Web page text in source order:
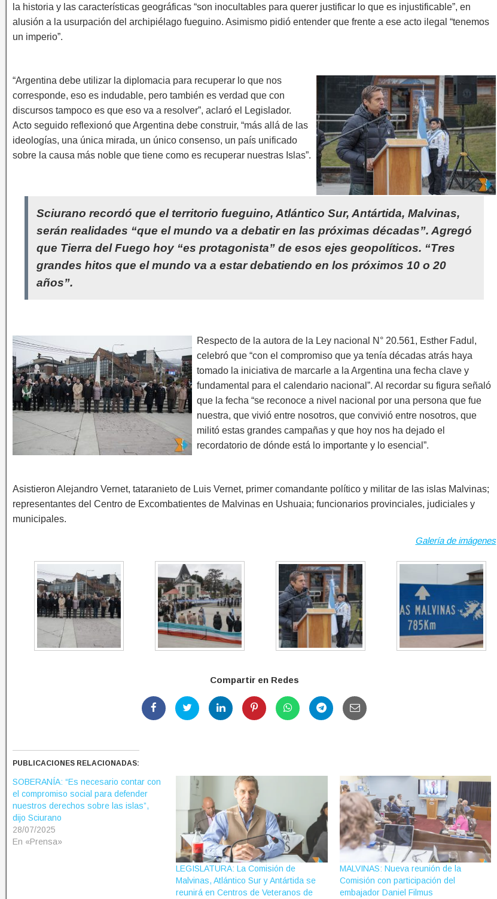
la historia y las características geográficas “son inocultables para querer justificar lo que es injustificable”, en
alusión a la usurpación del archipiélago fueguino. Asimismo pidió entender que frente a ese acto ilegal “tenemos
un imperio”.
“Argentina debe utilizar la diplomacia para recuperar lo que nos
corresponde, eso es indudable, pero también es verdad que con
discursos tampoco es que eso va a resolver”, aclaró el Legislador.
Acto seguido reflexionó que Argentina debe construir, “más allá de las
ideologías, una única mirada, un único consenso, un país unificado
sobre la causa más noble que tiene como es recuperar nuestras Islas”.
Sciurano recordó que el territorio fueguino, Atlántico Sur, Antártida, Malvinas,
serán realidades “que el mundo va a debatir en las próximas décadas”. Agregó
que Tierra del Fuego hoy “es protagonista” de esos ejes geopolíticos. “Tres
grandes hitos que el mundo va a estar debatiendo en los próximos 10 o 20
años”.
Respecto de la autora de la Ley nacional N° 20.561, Esther Fadul,
celebró que “con el compromiso que ya tenía décadas atrás haya
tomado la iniciativa de marcarle a la Argentina una fecha clave y
fundamental para el calendario nacional”. Al recordar su figura señaló
que la fecha “se reconoce a nivel nacional por una persona que fue
nuestra, que vivió entre nosotros, que convivió entre nosotros, que
militó estas grandes campañas y que hoy nos ha dejado el
recordatorio de dónde está lo importante y lo esencial”.
Asistieron Alejandro Vernet, tataranieto de Luis Vernet, primer comandante político y militar de las islas Malvinas;
representantes del Centro de Excombatientes de Malvinas en Ushuaia; funcionarios provinciales, judiciales y
municipales.
Galería de imágenes
Compartir en Redes
PUBLICACIONES RELACIONADAS:
SOBERANÍA: “Es necesario contar con
el compromiso social para defender
nuestros derechos sobre las islas”,
dijo Sciurano
28/07/2025
En «Prensa»
LEGISLATURA: La Comisión de
Malvinas, Atlántico Sur y Antártida se
reunirá en Centros de Veteranos de
MALVINAS: Nueva reunión de la
Comisión con participación del
embajador Daniel Filmus